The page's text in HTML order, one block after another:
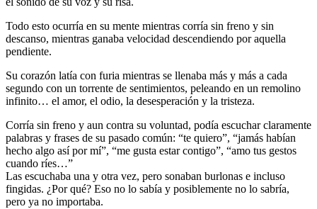
Todo esto ocurría en su mente mientras corría sin freno y sin
descanso, mientras ganaba velocidad descendiendo por aquella
pendiente.
Su corazón latía con furia mientras se llenaba más y más a cada
segundo con un torrente de sentimientos, peleando en un remolino
infinito… el amor, el odio, la desesperación y la tristeza.
Corría sin freno y aun contra su voluntad, podía escuchar claramente
palabras y frases de su pasado común: “te quiero”, “jamás habían
hecho algo así por mí”, “me gusta estar contigo”, “amo tus gestos
cuando ríes…”
Las escuchaba una y otra vez, pero sonaban burlonas e incluso
fingidas. ¿Por qué? Eso no lo sabía y posiblemente no lo sabría,
pero ya no importaba.